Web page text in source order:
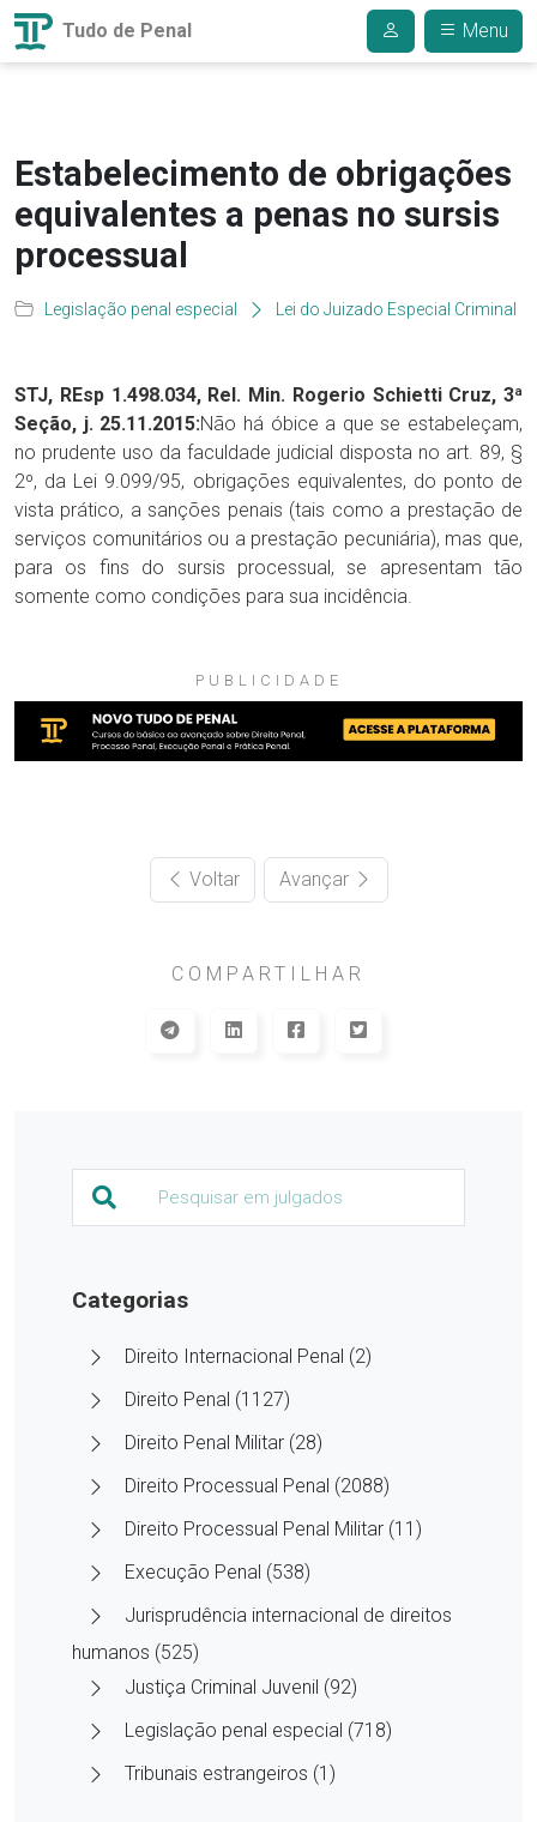
Tudo de Penal Menu
Estabelecimento de obrigações
equivalentes a penas no sursis
processual
Legislação penal especial Lei do Juizado Especial Criminal
STJ, REsp 1.498.034, Rel. Min. Rogerio Schietti Cruz, 3ª
Seção, j. 25.11.2015:Não há óbice a que se estabeleçam,
no prudente uso da faculdade judicial disposta no art. 89, §
2º, da Lei 9.099/95, obrigações equivalentes, do ponto de
vista prático, a sanções penais (tais como a prestação de
serviços comunitários ou a prestação pecuniária), mas que,
para os fins do sursis processual, se apresentam tão
somente como condições para sua incidência.
PUBLICIDADE
Voltar Avançar
COMPARTILHAR
Categorias
Direito Internacional Penal (2)
Direito Penal (1127)
Direito Penal Militar (28)
Direito Processual Penal (2088)
Direito Processual Penal Militar (11)
Execução Penal (538)
Jurisprudência internacional de direitos
humanos (525)
Justiça Criminal Juvenil (92)
Legislação penal especial (718)
Tribunais estrangeiros (1)